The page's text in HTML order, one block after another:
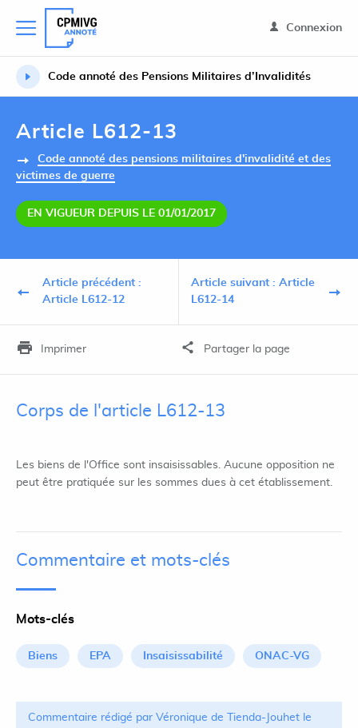
Connexion
Code annoté des Pensions Militaires d’Invalidités
Article L612-13
Code annoté des pensions militaires d'invalidité et des
victimes de guerre
EN VIGUEUR DEPUIS LE 01/01/2017
Article précédent :
Article L612-12
Article suivant : Article
L612-14
Imprimer Partager la page
Corps de l'article L612-13
Les biens de l'Office sont insaisissables. Aucune opposition ne
peut être pratiquée sur les sommes dues à cet établissement.
Commentaire et mots-clés
Mots-clés
Biens EPA Insaisissabilité ONAC-VG
Commentaire rédigé par Véronique de Tienda-Jouhet le